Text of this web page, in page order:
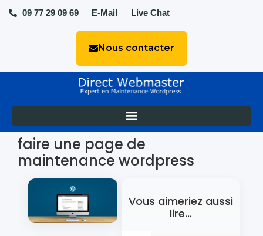
09 77 29 09 69 E-Mail Live Chat
Nous contacter
faire une page de
maintenance wordpress
Vous aimeriez aussi
lire...